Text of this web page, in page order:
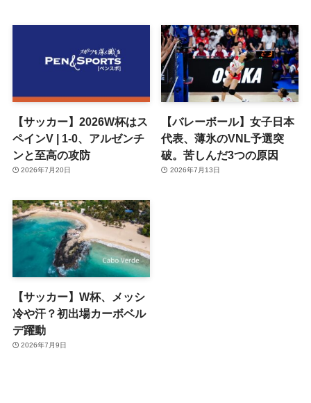
【サッカー】2026W杯はス
ペインV | 1-0、アルゼンチ
ンと至高の攻防
2026年7月20日
【バレーボール】女子日本
代表、薄氷のVNL予選突
破。苦しんだ3つの原因
2026年7月13日
【サッカー】W杯、メッシ
冷や汗？初出場カーボベル
デ躍動
2026年7月9日